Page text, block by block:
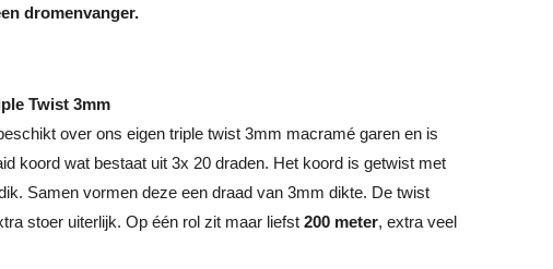
dromenvanger.
Twist 3mm
over ons eigen triple twist 3mm macramé garen en is
koord wat bestaat uit 3x 20 draden. Het koord is getwist met
Samen vormen deze een draad van 3mm dikte. De twist
stoer uiterlijk. Op één rol zit maar liefst 200 meter, extra veel